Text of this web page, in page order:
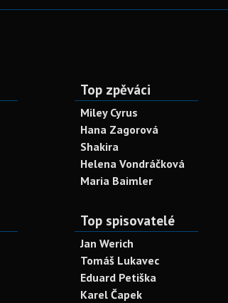
Top zpěváci
Miley Cyrus
Hana Zagorová
Shakira
Helena Vondráčková
Maria Baimler
Top spisovatelé
Jan Werich
Tomáš Lukavec
Eduard Petiška
Karel Čapek